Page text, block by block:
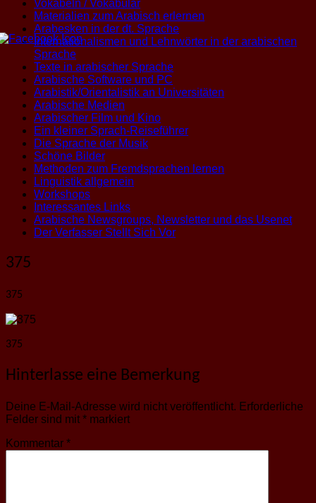
Vokabeln / Vokabular
Materialien zum Arabisch erlernen
Arabesken in der dt. Sprache
Internationalismen und Lehnwörter in der arabischen
Sprache
Texte in arabischer Sprache
Arabische Software und PC
Arabistik/Orientalistik an Universitäten
Arabische Medien
Arabischer Film und Kino
Ein kleiner Sprach-Reiseführer
Die Sprache der Musik
Schöne Bilder
Methoden zum Fremdsprachen lernen
Linguistik allgemein
Workshops
Interessantes Links
Arabische Newsgroups, Newsletter und das Usenet
Der Verfasser Stellt Sich Vor
375
375
375
Hinterlasse eine Bemerkung
Deine E-Mail-Adresse wird nicht veröffentlicht. Erforderliche
Felder sind mit * markiert
Kommentar *